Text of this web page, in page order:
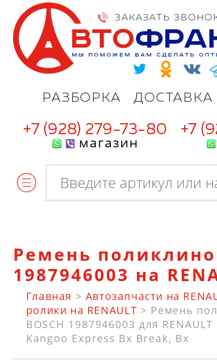
РАЗБОРКА ДОСТАВКА
ЗАКАЗАТЬ
+7 (928) 279-73-80
магазин
+7
Ремень
1987946003 на
Главная > Автозапчасти на
ролики на RENAULT > Ремень
BOSCH 1987946003 для
Kangoo Express Bx Break, Bx